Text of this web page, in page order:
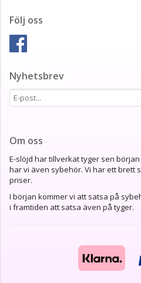
Följ oss
Nyhetsbrev
Om oss
E-slöjd har tillverkat tyger sen
har vi även sybehör. Vi har ett brett
priser.
I början kommer vi att satsa på
i framtiden att satsa även på tyger.